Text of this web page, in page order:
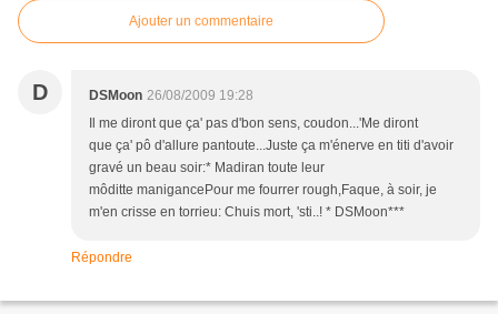
Ajouter un commentaire
D DSMoon 26/08/2009 19:28
Il me diront que ça' pas d'bon sens, coudon...'Me diront
que ça' pô d'allure pantoute...Juste ça m'énerve en titi d'avoir
gravé un beau soir:* Madiran toute leur
môditte manigancePour me fourrer rough,Faque, à soir, je
m'en crisse en torrieu: Chuis mort, 'sti..! * DSMoon***
Répondre